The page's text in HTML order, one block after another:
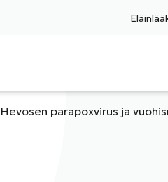
Hevosen parapoxvirus ja